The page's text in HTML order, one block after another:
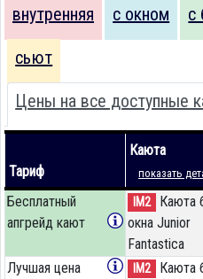
внутренняя с окном с
сьют
Цены на все доступные
Тариф
Каюта
показать
Бесплатный
апгрейд кают
IM2
Каюта
окна Junior
Fantastica
Лучшая цена IM2
Каюта